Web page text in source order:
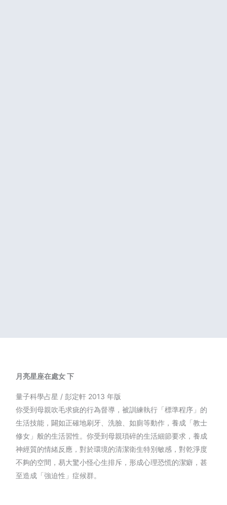
月亮星座在處女 下
量子科學占星 / 彭定軒 2013 年版
你受到母親吹毛求疵的行為督導，被訓練執行「標準程序」的
生活技能，闢如正確地刷牙、洗臉、如廁等動作，養成「教士
修女」般的生活習性。你受到母親瑣碎的生活細節要求，養成
神經質的情緒反應，對於環境的清潔衛生特別敏感，對乾淨度
不夠的空間，易大驚小怪心生排斥，形成心理恐慌的潔癖，甚
至造成「強迫性」症候群。